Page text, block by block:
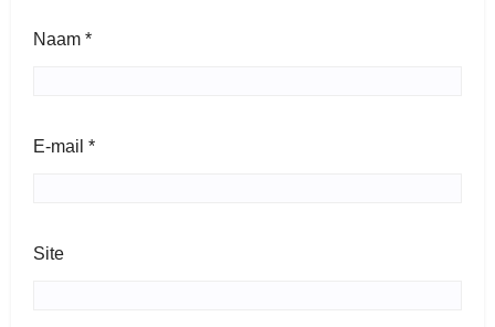
Naam *
E-mail *
Site